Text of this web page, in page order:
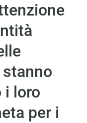
i loro
per i